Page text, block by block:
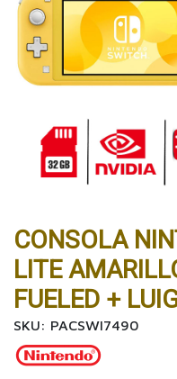
CONSOLA
LITE
FUELED +
SKU: PACSWI7490